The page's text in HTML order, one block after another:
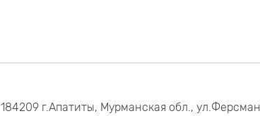
184209 г.Апатиты, Мурманская обл.,